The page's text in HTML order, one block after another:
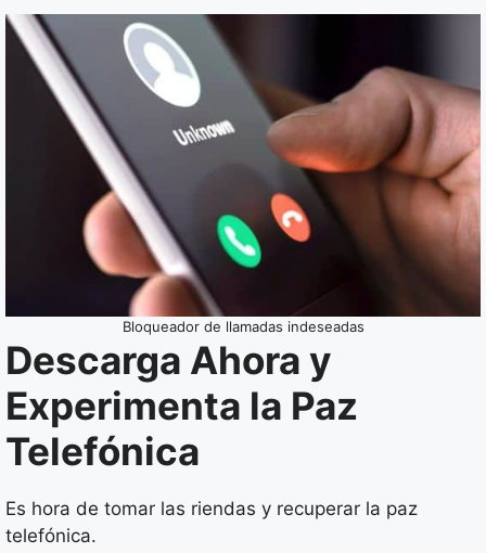
Bloqueador de llamadas indeseadas
Descarga Ahora y
Experimenta la Paz
Telefónica
Es hora de tomar las riendas y recuperar la paz
telefónica.